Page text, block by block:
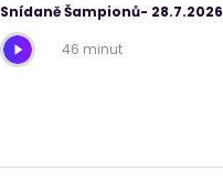
Snídaně Šampionů- 28.7.2026
46 minut